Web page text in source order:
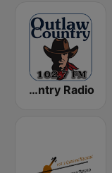
KIEV-LP Outlaw Country Radio